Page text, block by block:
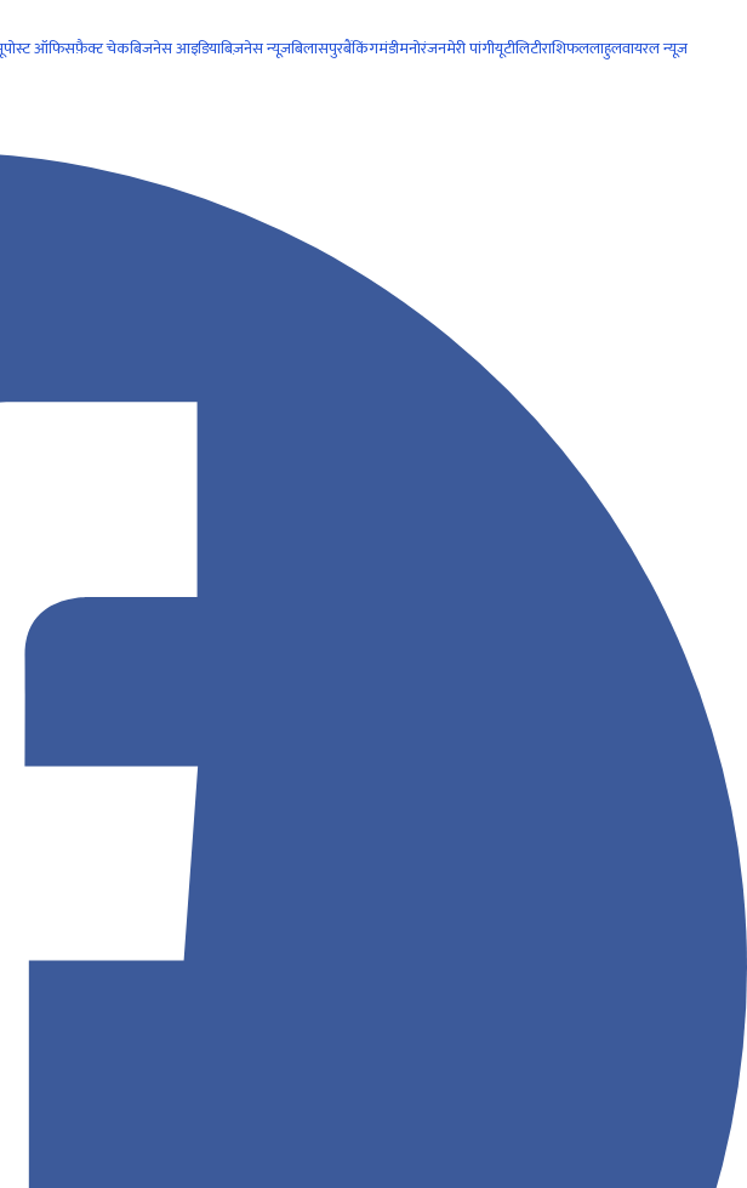
पोस्ट ऑफिसफ़ैक्ट चेकबिजनेस आइडियाबिज़नेस न्यूज़बिलासपुरबैंकिंगमंडीमनोरंजनमेरी पांगीयूटीलिटीराशिफललाहुलवायरल न्यूज़